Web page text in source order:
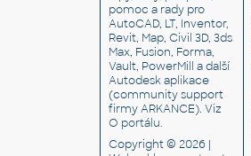
pomoc a rady pro
AutoCAD, LT, Inventor,
Revit, Map, Civil 3D, 3ds
Max, Fusion, Forma,
Vault, PowerMill a další
Autodesk aplikace
(community support
firmy ARKANCE). Viz
O portálu.
Copyright © 2026 |